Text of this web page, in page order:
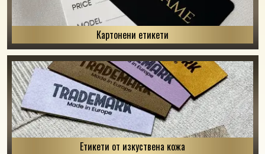
Картонени етикети
Етикети от изкуствена кожа